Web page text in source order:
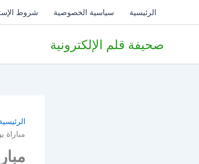
الرئيسية سياسية الخصوصية شروط
صحيفة قلم الإلكترونية
مباراة